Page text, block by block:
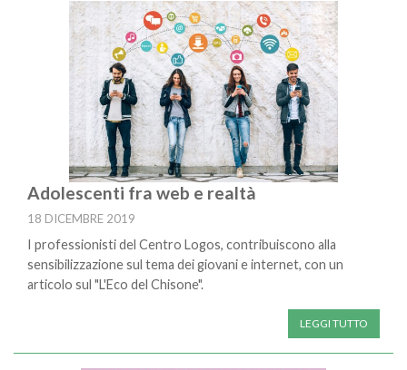
Adolescenti fra web e realtà
18 DICEMBRE 2019
I professionisti del Centro Logos, contribuiscono alla
sensibilizzazione sul tema dei giovani e internet, con un
articolo sul "L'Eco del Chisone".
LEGGI TUTTO